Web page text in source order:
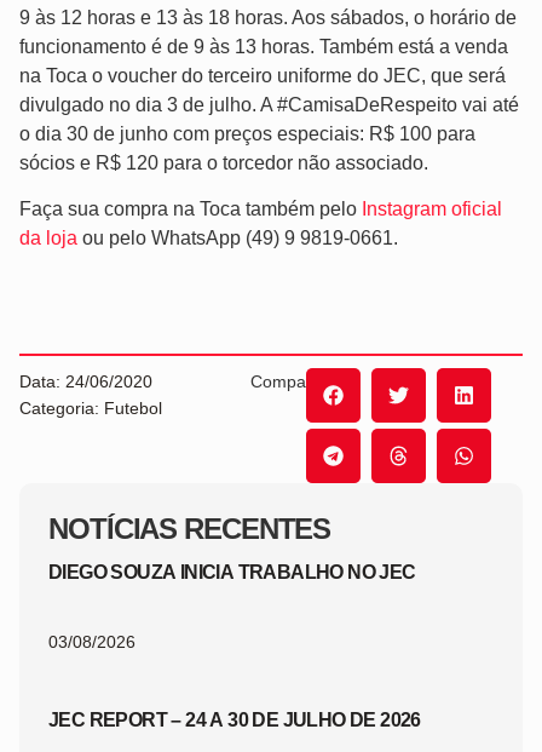
NOTÍCIAS RECENTES
DIEGO SOUZA INICIA TRABALHO NO JEC
03/08/2026
JEC REPORT – 24 A 30 DE JULHO DE 2026
9 às 12 horas e 13 às 18 horas. Aos sábados, o horário de
funcionamento é de 9 às 13 horas. Também está a venda
na Toca o voucher do terceiro uniforme do JEC, que será
divulgado no dia 3 de julho. A #CamisaDeRespeito vai até
o dia 30 de junho com preços especiais: R$ 100 para
sócios e R$ 120 para o torcedor não associado.
Faça sua compra na Toca também pelo Instagram oficial
da loja ou pelo WhatsApp (49) 9 9819-0661.
Data: 24/06/2020
Categoria: Futebol
Compartilhe: